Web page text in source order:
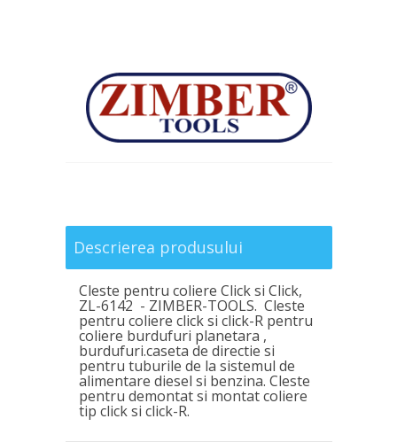
Descrierea produsului
Cleste pentru coliere Click si Click,
ZL-6142 - ZIMBER-TOOLS. Cleste
pentru coliere click si click-R pentru
coliere burdufuri planetara ,
burdufuri.caseta de directie si
pentru tuburile de la sistemul de
alimentare diesel si benzina. Cleste
pentru demontat si montat coliere
tip click si click-R.